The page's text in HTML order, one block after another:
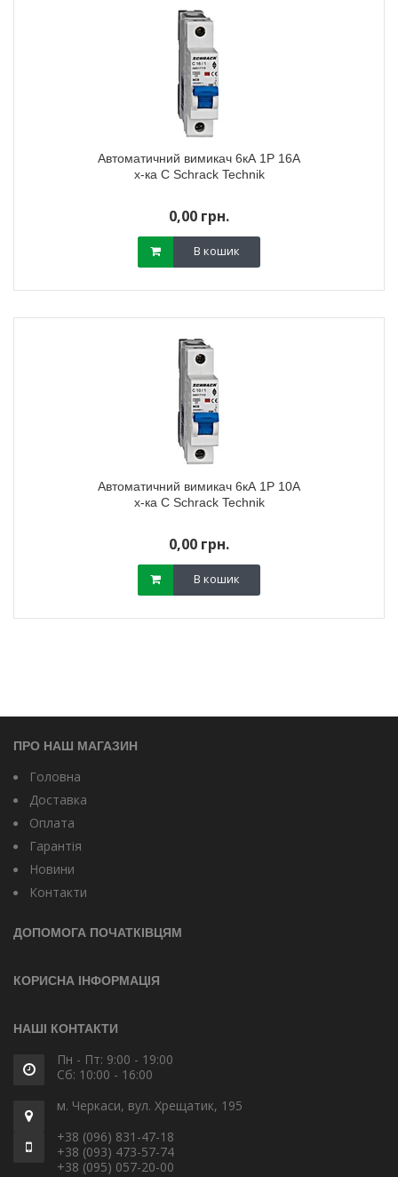
Автоматичний вимикач 6кА 1P 16А
х-ка C Schrack Technik
0,00 грн.
В кошик
Автоматичний вимикач 6кА 1P 10А
х-ка C Schrack Technik
0,00 грн.
В кошик
ПРО НАШ МАГАЗИН
Головна
Доставка
Оплата
Гарантія
Новини
Контакти
ДОПОМОГА ПОЧАТКІВЦЯМ
КОРИСНА ІНФОРМАЦІЯ
НАШІ КОНТАКТИ
Пн - Пт: 9:00 - 19:00
Сб: 10:00 - 16:00
м. Черкаси, вул. Хрещатик, 195
+38 (096) 831-47-18
+38 (093) 473-57-74
+38 (095) 057-20-00